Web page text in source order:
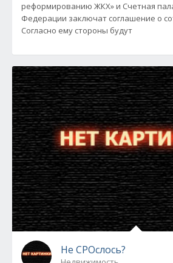
реформированию ЖКХ» и Счетная
Федерации заключат соглашение о
Согласно ему стороны будут
Не СРОслось?